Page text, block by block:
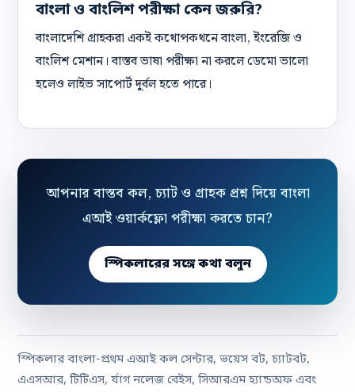
বাংলা ও বাংলিশ পরীক্ষা কেন জরুরি?
বাংলাদেশি গ্রাহকরা একই কথোপকথনে বাংলা, ইংরেজি ও
বাংলিশ মেশান। বাস্তব ভাষা পরীক্ষা না করলে ডেমো ভালো
হলেও লাইভ সাপোর্ট দুর্বল হতে পারে।
আপনার বাস্তব কল, চ্যাট ও গ্রাহক প্রশ্ন দিয়ে বাংলা
এআই ওয়ার্কফ্লো পরীক্ষা করতে চান?
স্পিকলারের সঙ্গে কথা বলুন
স্পিকলার বাংলা-প্রথম এআই কল সেন্টার, ভয়েস বট, চ্যাটবট,
এএসআর, টিটিএস, র্যাগ নলেজ বেইস, সিআরএম হ্যান্ডঅফ এবং